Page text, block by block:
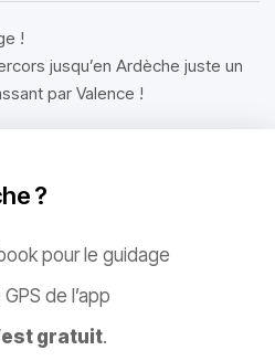
!
jusqu’en Ardèche juste un
par Valence !
?
pour le guidage
de l’app
gratuit.